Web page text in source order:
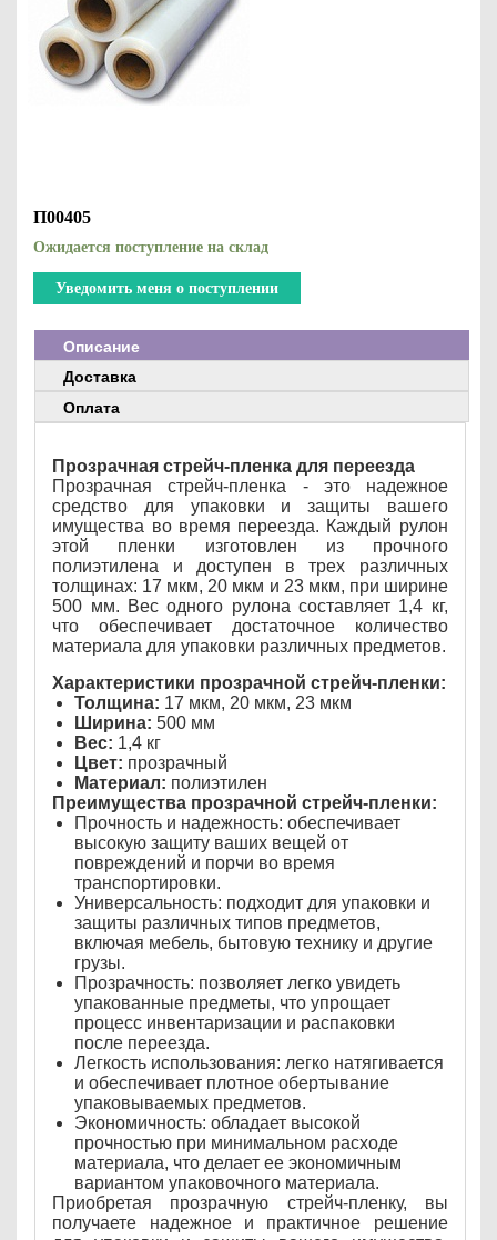
П00405
Ожидается поступление на склад
Уведомить меня о поступлении
Описание
Доставка
Оплата
Прозрачная стрейч-пленка для переезда
Прозрачная стрейч-пленка - это надежное
средство для упаковки и защиты вашего
имущества во время переезда. Каждый рулон
этой пленки изготовлен из прочного
полиэтилена и доступен в трех различных
толщинах: 17 мкм, 20 мкм и 23 мкм, при ширине
500 мм. Вес одного рулона составляет 1,4 кг,
что обеспечивает достаточное количество
материала для упаковки различных предметов.
Характеристики прозрачной стрейч-пленки:
Толщина: 17 мкм, 20 мкм, 23 мкм
Ширина: 500 мм
Вес: 1,4 кг
Цвет: прозрачный
Материал: полиэтилен
Преимущества прозрачной стрейч-пленки:
Прочность и надежность: обеспечивает
высокую защиту ваших вещей от
повреждений и порчи во время
транспортировки.
Универсальность: подходит для упаковки и
защиты различных типов предметов,
включая мебель, бытовую технику и другие
грузы.
Прозрачность: позволяет легко увидеть
упакованные предметы, что упрощает
процесс инвентаризации и распаковки
после переезда.
Легкость использования: легко натягивается
и обеспечивает плотное обертывание
упаковываемых предметов.
Экономичность: обладает высокой
прочностью при минимальном расходе
материала, что делает ее экономичным
вариантом упаковочного материала.
Приобретая прозрачную стрейч-пленку, вы
получаете надежное и практичное решение